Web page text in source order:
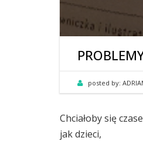
posted by:
Chciałoby się
jak dzieci,